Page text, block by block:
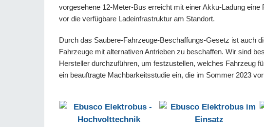
vorgesehene 12-Meter-Bus erreicht mit einer Akku-Ladung
vor die verfügbare Ladeinfrastruktur am Standort.
Durch das Saubere-Fahrzeuge-Beschaffungs-Gesetz ist auch
Fahrzeuge mit alternativen Antrieben zu beschaffen. Wir sind
Hersteller durchzuführen, um festzustellen, welches Fahrzeug
ein beauftragte Machbarkeitsstudie ein, die im Sommer 2023